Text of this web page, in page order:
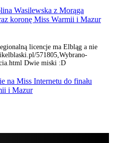
Wasilewska z Morąga
koronę Miss Warmii i Mazur
licencje ma Elbląg a nie
571805,Wybrano-
Dwie miski :D
na Miss Internetu do finału
i Mazur